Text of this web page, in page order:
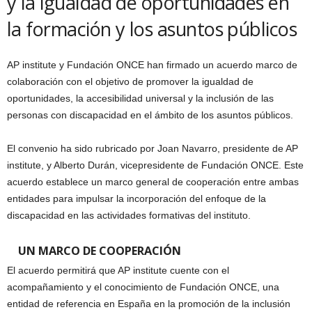
la formación y los asuntos públicos
AP institute y Fundación ONCE han firmado un acuerdo marco de
colaboración con el objetivo de promover la igualdad de
oportunidades, la accesibilidad universal y la inclusión de las
personas con discapacidad en el ámbito de los asuntos públicos.
El convenio ha sido rubricado por Joan Navarro, presidente de AP
institute, y Alberto Durán, vicepresidente de Fundación ONCE. Este
acuerdo establece un marco general de cooperación entre ambas
entidades para impulsar la incorporación del enfoque de la
discapacidad en las actividades formativas del instituto.
UN MARCO DE COOPERACIÓN
El acuerdo permitirá que AP institute cuente con el
acompañamiento y el conocimiento de Fundación ONCE, una
entidad de referencia en España en la promoción de la inclusión